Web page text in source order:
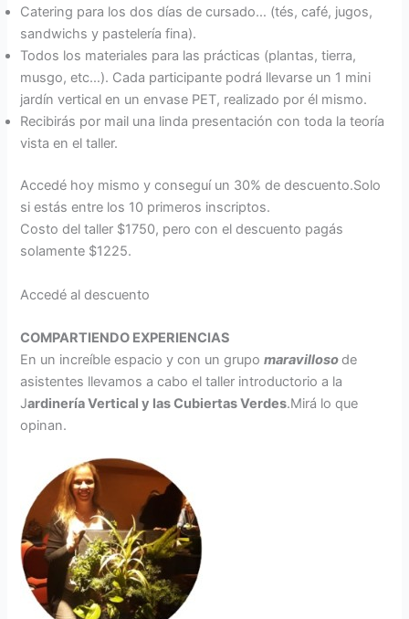
Catering para los dos días de cursado… (tés, café, jugos,
sandwichs y pastelería fina).
Todos los materiales para las prácticas (plantas, tierra,
musgo, etc…). Cada participante podrá llevarse un 1 mini
jardín vertical en un envase PET, realizado por él mismo.
Recibirás por mail una linda presentación con toda la teoría
vista en el taller.
Accedé hoy mismo y conseguí un 30% de descuento.Solo
si estás entre los 10 primeros inscriptos.
Costo del taller $1750, pero con el descuento pagás
solamente $1225.
Accedé al descuento
COMPARTIENDO EXPERIENCIAS
En un increíble espacio y con un grupomaravillosode
asistentes llevamos a cabo el taller introductorio a la
Jardinería Vertical y las Cubiertas Verdes.Mirá lo que
opinan.